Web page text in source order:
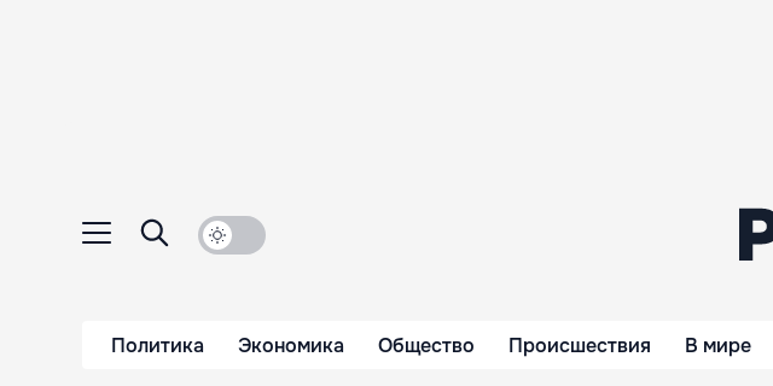
Политика Экономика Общество Происшествия В мире